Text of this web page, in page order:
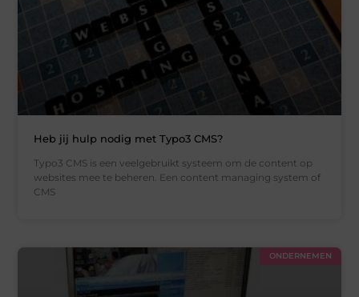
Heb jij hulp nodig met Typo3 CMS?
Typo3 CMS is een veelgebruikt systeem om de content op
websites mee te beheren. Een content managing system of
CMS
ONDERNEMEN